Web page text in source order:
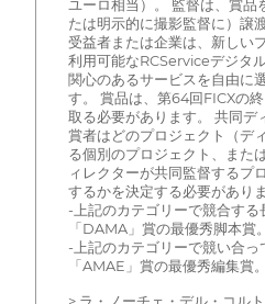
ユーロ相当）。 監督は、賞品
たは明示的に撮影監督に）譲
受益者または企業は、新しい
利用可能なRCServiceデジタ
関心のあるサービスを自由に
す。 賞品は、第64回FICXの
取る必要があります。 共同デ
賞者はどのプロジェクト（デ
る個別のプロジェクト、また
ィレクターが共同監督するプ
するかを決定する必要がありま
-上記のカテゴリーで競合する
「DAMA」賞の最優秀脚本賞。
-上記のカテゴリーで競い合っ
「AMAE」賞の最優秀編集賞。